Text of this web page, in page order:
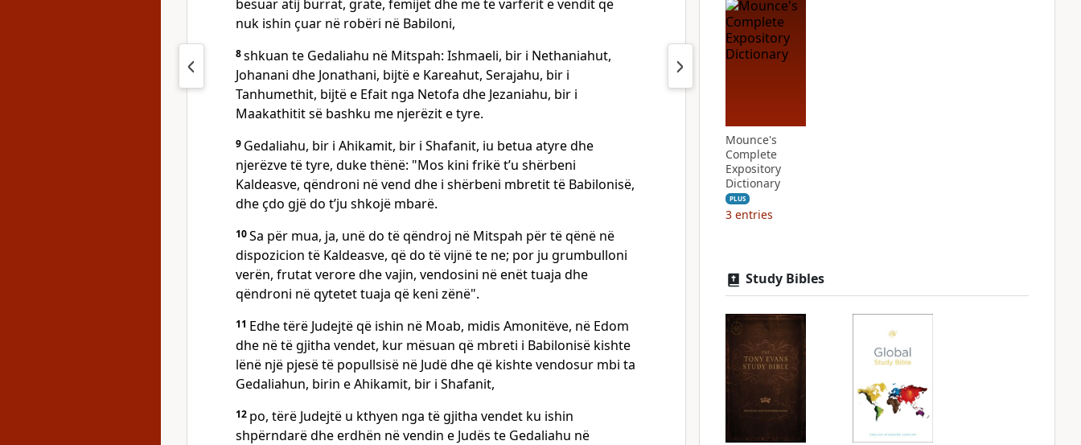
besuar atij burrat, gratë, fëmijët dhe më të varfërit e vendit që
nuk ishin çuar në robëri në Babiloni,
8shkuan te Gedaliahu në Mitspah: Ishmaeli, bir i Nethaniahut,
Johanani dhe Jonathani, bijtë e Kareahut, Serajahu, bir i
Tanhumethit, bijtë e Efait nga Netofa dhe Jezaniahu, bir i
Maakathitit së bashku me njerëzit e tyre.
9 Gedaliahu, bir i Ahikamit, bir i Shafanit, iu betua atyre dhe
njerëzve të tyre, duke thënë: "Mos kini frikë t’u shërbeni
Kaldeasve, qëndroni në vend dhe i shërbeni mbretit të Babilonisë,
dhe çdo gjë do t’ju shkojë mbarë.
10Sa për mua, ja, unë do të qëndroj në Mitspah për të qënë në
dispozicion të Kaldeasve, që do të vijnë te ne; por ju grumbulloni
verën, frutat verore dhe vajin, vendosini në enët tuaja dhe
qëndroni në qytetet tuaja që keni zënë".
11 Edhe tërë Judejtë që ishin në Moab, midis Amonitëve, në Edom
dhe në të gjitha vendet, kur mësuan që mbreti i Babilonisë kishte
lënë një pjesë të popullsisë në Judë dhe që kishte vendosur mbi ta
Gedaliahun, birin e Ahikamit, bir i Shafanit,
12 po, tërë Judejtë u kthyen nga të gjitha vendet ku ishin
shpërndarë dhe erdhën në vendin e Judës te Gedaliahu në
Mounce's
Complete
Expository
Dictionary
PLUS
3 entries
Study Bibles